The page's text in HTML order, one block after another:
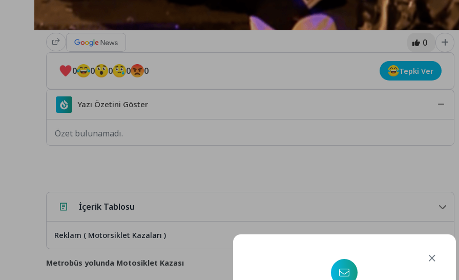
0
0 0 0 0 0 Tepki Ver
Yazı Özetini Göster
Özet bulunamadı.
İçerik Tablosu
Reklam ( Motorsiklet Kazaları )
Metrobüs yolunda Motosiklet Kazası